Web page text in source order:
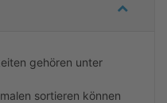
gehören unter
sortieren können